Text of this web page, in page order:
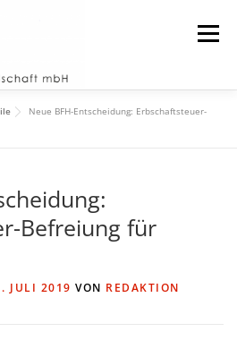
Menü
Neue BFH-Entscheidung: Erbschaftsteuer-
Befreiung für
JULI 2019 VON REDAKTION